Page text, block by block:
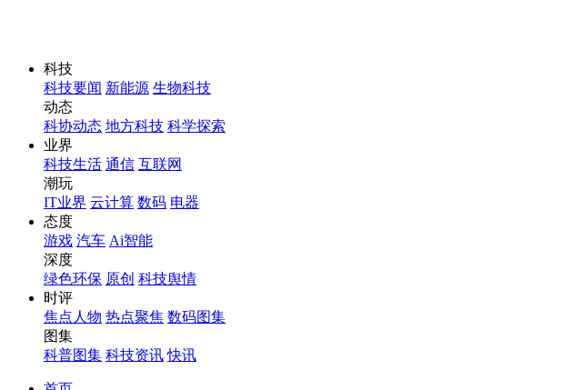
科技
科技要闻 新能源 生物科技
动态
科协动态 地方科技 科学探索
业界
科技生活 通信 互联网
潮玩
IT业界 云计算 数码 电器
态度
游戏 汽车 Ai智能
深度
绿色环保 原创 科技舆情
时评
焦点人物 热点聚焦 数码图集
图集
科普图集 科技资讯 快讯